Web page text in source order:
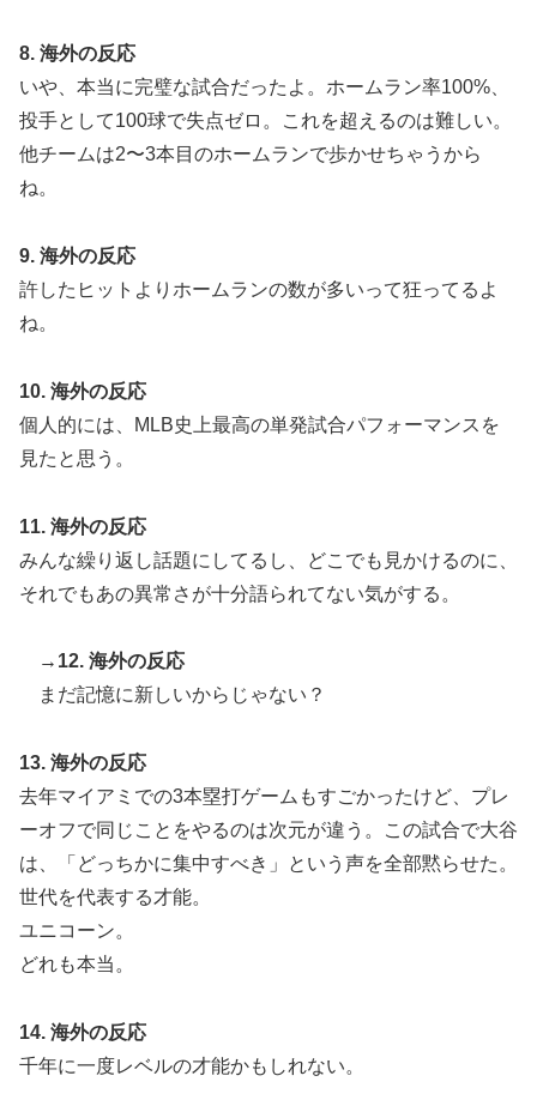
8. 海外の反応
いや、本当に完璧な試合だったよ。ホームラン率100%、
投手として100球で失点ゼロ。これを超えるのは難しい。
他チームは2〜3本目のホームランで歩かせちゃうから
ね。
9. 海外の反応
許したヒットよりホームランの数が多いって狂ってるよ
ね。
10. 海外の反応
個人的には、MLB史上最高の単発試合パフォーマンスを
見たと思う。
11. 海外の反応
みんな繰り返し話題にしてるし、どこでも見かけるのに、
それでもあの異常さが十分語られてない気がする。
→12. 海外の反応
まだ記憶に新しいからじゃない？
13. 海外の反応
去年マイアミでの3本塁打ゲームもすごかったけど、プレ
ーオフで同じことをやるのは次元が違う。この試合で大谷
は、「どっちかに集中すべき」という声を全部黙らせた。
世代を代表する才能。
ユニコーン。
どれも本当。
14. 海外の反応
千年に一度レベルの才能かもしれない。